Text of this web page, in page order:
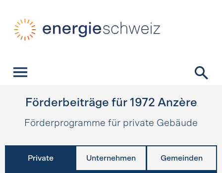
Förderbeiträge für 1972 Anzère
Förderprogramme für private Gebäude
Private Unternehmen Gemeinden